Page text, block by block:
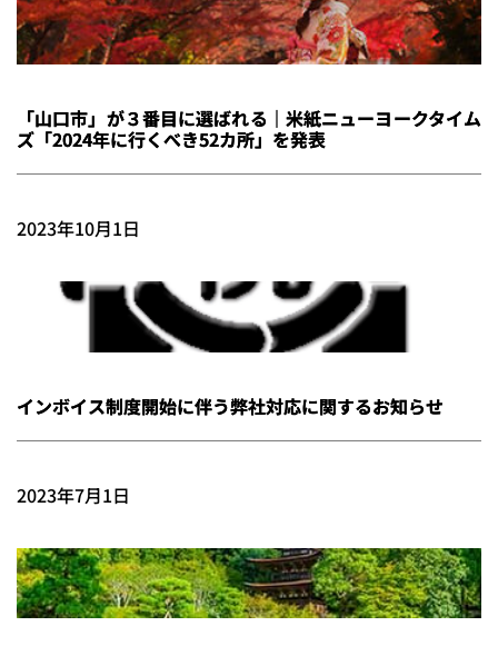
「山口市」が３番目に選ばれる｜米紙ニューヨークタイム
ズ「2024年に行くべき52カ所」を発表
2023年10月1日
インボイス制度開始に伴う弊社対応に関するお知らせ
2023年7月1日